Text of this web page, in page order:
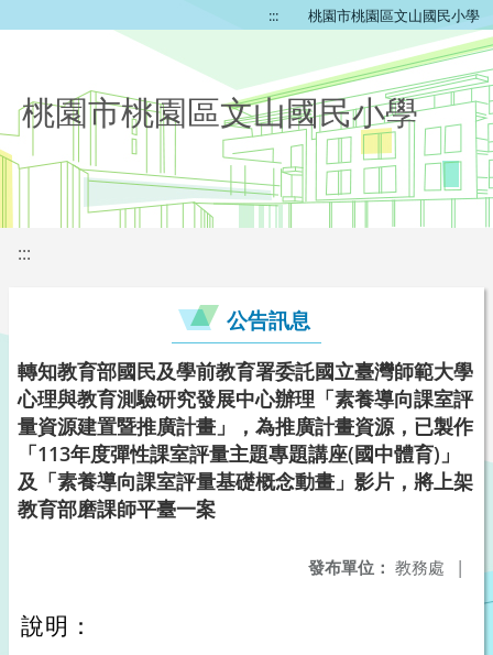
::: 桃園市桃園區文山國民小學
桃園市桃園區文山國民小學
:::
公告訊息
轉知教育部國民及學前教育署委託國立臺灣師範大學
心理與教育測驗研究發展中心辦理「素養導向課室評
量資源建置暨推廣計畫」，為推廣計畫資源，已製作
「113年度彈性課室評量主題專題講座(國中體育)」
及「素養導向課室評量基礎概念動畫」影片，將上架
教育部磨課師平臺一案
發布單位： 教務處 |
說明：